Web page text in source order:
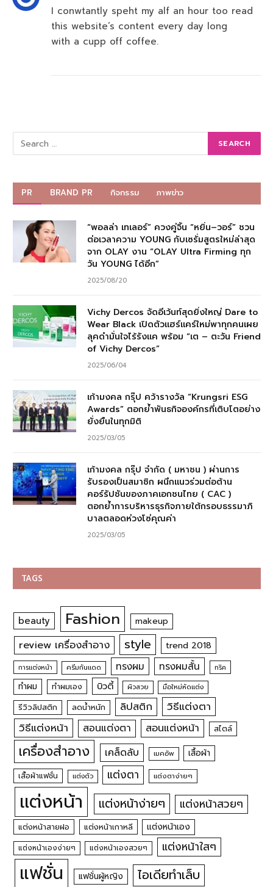
I conwtantly speht my alf an hour too read
this website’s content every day long
with a cupp off coffee.
PR BRAND PR กิจกรรม ภาพข่าว
“พอลล่า เทเลอร์” ควงคู่จิ้น “หยิ่น–วอร์” ชวน
ต่อเวลาความ YOUNG กับเซรั่มสูตรใหม่ล่าสุด
จาก OLAY งาน “OLAY Ultra Firming ทุก
วัน YOUNG ได้อีก”
2025/08/20
Vichy Dercos จัดอีเว้นท์สุดยิ่งใหญ่ Dare to
Wear Black เปิดตัวแฮร์แคร์ใหม่พาทุกคนเผย
ลุคดำมั่นใจไร้รังแค พร้อม “เต – ตะวัน Friend
of Vichy Dercos”
2025/06/04
เก้ามงคล กรุ๊ป คว้ารางวัล “Krungsri ESG
Awards” ตอกย้ำพันธกิจองค์กรที่เติบโตอย่าง
ยั่งยืนในทุกมิติ
2025/03/05
เก้ามงคล กรุ๊ป จำกัด ( มหาชน ) ผ่านการ
รับรองเป็นสมาชิก ผนึกแนวร่วมต่อต้าน
คอร์รัปชันของภาคเอกชนไทย ( CAC )
ตอกย้ำการบริหารธุรกิจภายใต้กรอบธรรมาภิ
บาลตลอดห่วงโซ่คุณค่า
2025/03/05
TAGS
beauty Fashion makeup
review เครื่องสำอาง style trend 2018
การแต่งหน้า ครีมกันแดด ทรงผม ทรงผมสั้น ทริค
ทำผม ทำผมเอง บิวตี้ ผิวสวย มือใหม่หัดแต่ง
รีวิวลิปสติก ลดน้ำหนัก ลิปสติก
วิธีแต่งตา
วิธีแต่งหน้า
สอนแต่งตา สอนแต่งหน้า สไตล์
เครื่องสำอาง เคล็ดลับ เมคอัพ เสื้อผ้า
เสื้อผ้าแฟชั่น แต่งตัว แต่งตา แต่งตาง่ายๆ
แต่งหน้า แต่งหน้าง่ายๆ แต่งหน้าสวยๆ
แต่งหน้าสายฝอ แต่งหน้าเกาหลี แต่งหน้าเอง
แต่งหน้าเองง่ายๆ แต่งหน้าเองสวยๆ แต่งหน้าใสๆ
แฟชั่น แฟชั่นผู้หญิง ไอเดียทำเล็บ